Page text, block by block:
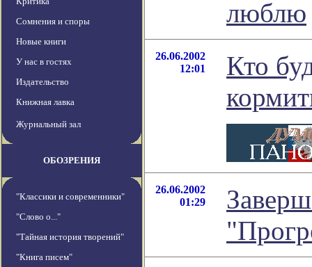
Сомнения и споры
Новые книги
У нас в гостях
Издательство
Книжная лавка
Журнальный зал
ОБОЗРЕНИЯ
"Классики и современники"
"Слово о..."
"Тайная история творений"
"Книга писем"
люблю
26.06.2002
12:01
Кто
26.06.2002
01:29